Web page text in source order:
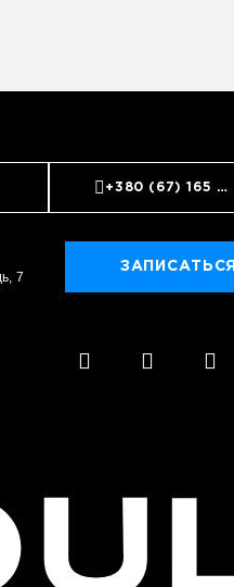
ПЛОЩАДЬ, 7 +380 (67) 165 45 45
7
ЗАПИСАТЬСЯ